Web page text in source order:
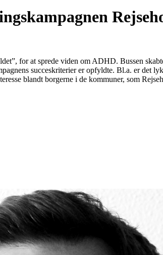
for at sprede viden om ADHD. Bussen
succeskriterier er opfyldte. Bl.a. er det
blandt borgerne i de kommuner, som